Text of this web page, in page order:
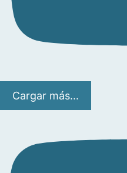
Cargar más...